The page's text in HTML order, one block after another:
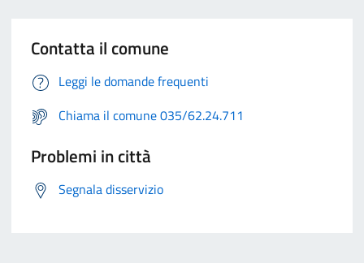
Contatta il comune
Leggi le domande frequenti
Chiama il comune 035/62.24.711
Problemi in città
Segnala disservizio